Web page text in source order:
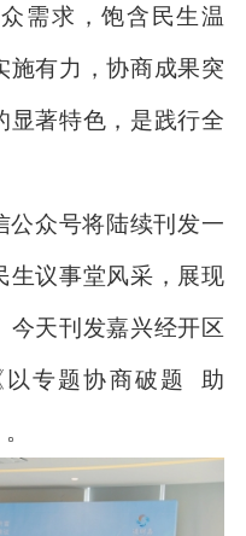
需求，饱含民生温
施有力，协商成果突
显著特色，是践行全
公众号将陆续刊发一
生议事堂风采，展现
今天刊发嘉兴经开区
以专题协商破题 助